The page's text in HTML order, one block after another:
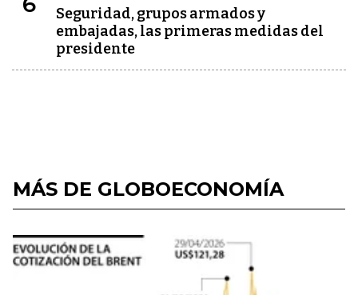
Seguridad, grupos armados y
embajadas, las primeras medidas del
presidente
MÁS DE GLOBOECONOMÍA